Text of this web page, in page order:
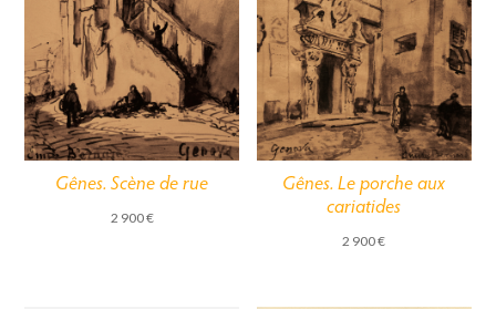
Gênes. Scène de rue
2 900€
Gênes. Le porche aux
cariatides
2 900€